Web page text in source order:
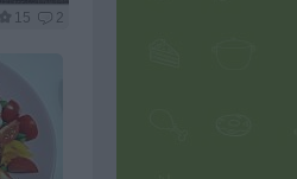
15 2